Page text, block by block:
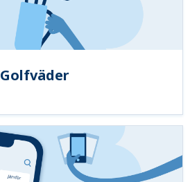
Golfväder